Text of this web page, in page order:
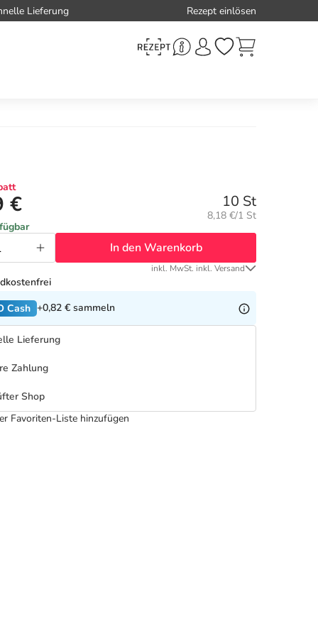
Lieferung Rezept einlösen
€ 10 St
Grundpreis:
8,18 €/1 St
In den Warenkorb
inkl. MwSt. inkl. Versand
Cash +0,82 € sammeln
Lieferung
Zahlung
Shop
Favoriten-Liste hinzufügen